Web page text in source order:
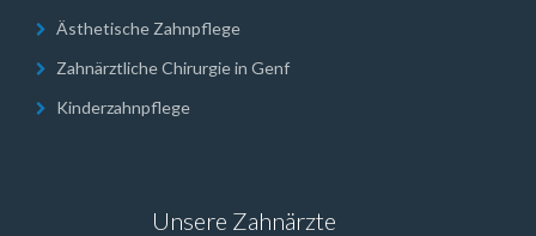
Ästhetische Zahnpflege
Zahnärztliche Chirurgie in Genf
Kinderzahnpflege
Unsere Zahnärzte